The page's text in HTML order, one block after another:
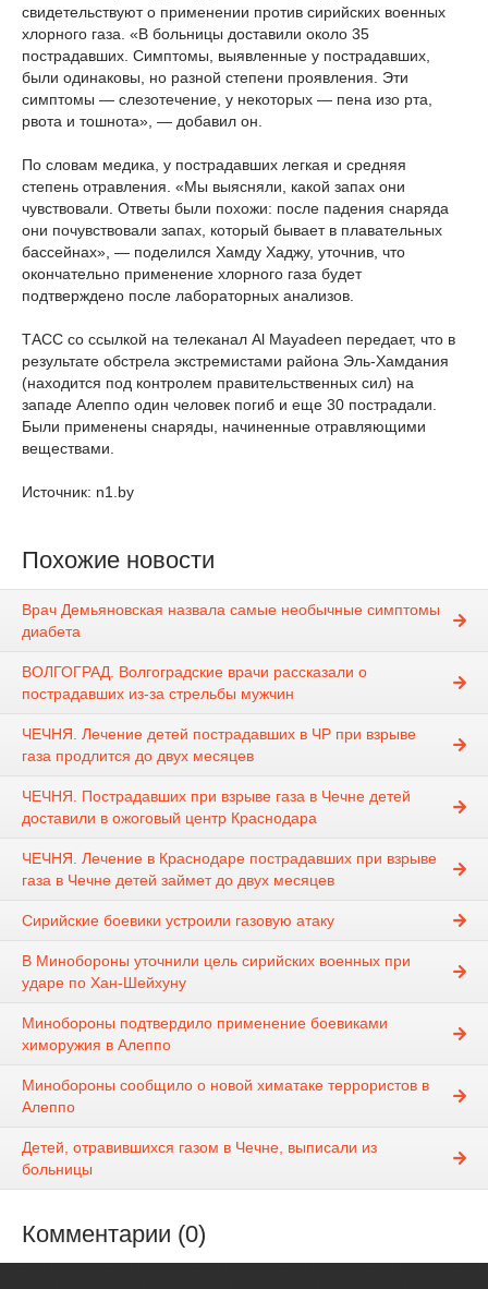
свидетельствуют о применении против сирийских военных
хлорного газа. «В больницы доставили около 35
пострадавших. Симптомы, выявленные у пострадавших,
были одинаковы, но разной степени проявления. Эти
симптомы — слезотечение, у некоторых — пена изо рта,
рвота и тошнота», — добавил он.
По словам медика, у пострадавших легкая и средняя
степень отравления. «Мы выясняли, какой запах они
чувствовали. Ответы были похожи: после падения снаряда
они почувствовали запах, который бывает в плавательных
бассейнах», — поделился Хамду Хаджу, уточнив, что
окончательно применение хлорного газа будет
подтверждено после лабораторных анализов.
ТАСС со ссылкой на телеканал Al Mayadeen передает, что в
результате обстрела экстремистами района Эль-Хамдания
(находится под контролем правительственных сил) на
западе Алеппо один человек погиб и еще 30 пострадали.
Были применены снаряды, начиненные отравляющими
веществами.
Источник: n1.by
Похожие новости
Врач Демьяновская назвала самые необычные симптомы
диабета
ВОЛГОГРАД. Волгоградские врачи рассказали о
пострадавших из-за стрельбы мужчин
ЧЕЧНЯ. Лечение детей пострадавших в ЧР при взрыве
газа продлится до двух месяцев
ЧЕЧНЯ. Пострадавших при взрыве газа в Чечне детей
доставили в ожоговый центр Краснодара
ЧЕЧНЯ. Лечение в Краснодаре пострадавших при взрыве
газа в Чечне детей займет до двух месяцев
Сирийские боевики устроили газовую атаку
В Минобороны уточнили цель сирийских военных при
ударе по Хан-Шейхуну
Минобороны подтвердило применение боевиками
химоружия в Алеппо
Минобороны сообщило о новой химатаке террористов в
Алеппо
Детей, отравившихся газом в Чечне, выписали из
больницы
Комментарии (0)